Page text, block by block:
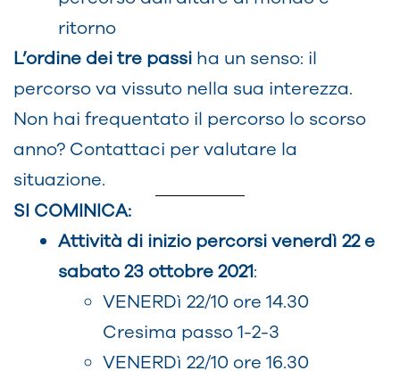
ritorno
L’ordine dei tre passi ha un senso: il
percorso va vissuto nella sua interezza.
Non hai frequentato il percorso lo scorso
anno? Contattaci per valutare la
situazione.
SI COMINICA:
Attività di inizio percorsi venerdì 22 e
sabato 23 ottobre 2021:
VENERDì 22/10 ore 14.30
Cresima passo 1-2-3
VENERDì 22/10 ore 16.30